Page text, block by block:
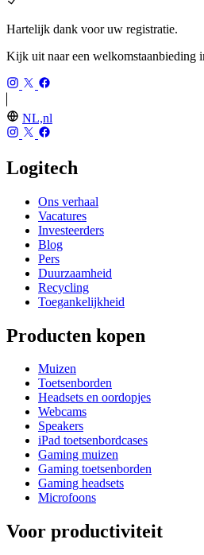
Hartelijk dank voor uw registratie.
Kijk uit naar een welkomstaanbieding
NL,nl
Logitech
Ons verhaal
Vacatures
Investeerders
Blog
Pers
Duurzaamheid
Recycling
Toegankelijkheid
Producten kopen
Muizen
Toetsenborden
Headsets en oordopjes
Webcams
Speakers
iPad toetsenbordcases
Gaming muizen
Gaming toetsenborden
Gaming headsets
Microfoons
Voor productiviteit